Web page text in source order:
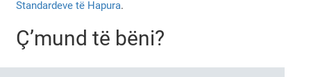
Standardeve të Hapura.
Ç’mund të bëni?